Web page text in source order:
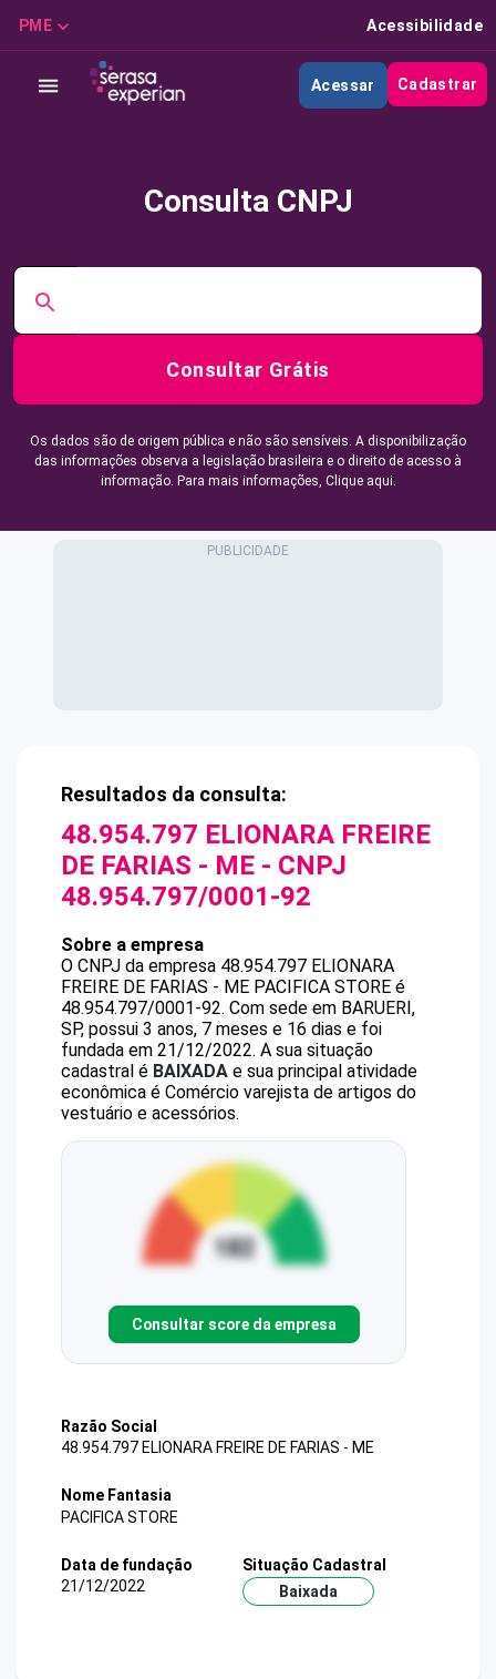
PME Acessibilidade
Acessar Cadastrar
Consulta CNPJ
Consultar Grátis
Os dados são de origem pública e não são sensíveis. A disponibilização
das informações observa a legislação brasileira e o direito de acesso à
informação. Para mais informações, Clique aqui.
Resultados da consulta:
48.954.797 ELIONARA FREIRE
DE FARIAS - ME - CNPJ
48.954.797/0001-92
Sobre a empresa
O CNPJ da empresa 48.954.797 ELIONARA
FREIRE DE FARIAS - ME PACIFICA STORE é
48.954.797/0001-92. Com sede em BARUERI,
SP, possui 3 anos, 7 meses e 16 dias e foi
fundada em 21/12/2022. A sua situação
cadastral é BAIXADA e sua principal atividade
econômica é Comércio varejista de artigos do
vestuário e acessórios.
Consultar score da empresa
Razão Social
48.954.797 ELIONARA FREIRE DE FARIAS - ME
Nome Fantasia
PACIFICA STORE
Data de fundação
21/12/2022
Situação Cadastral
Baixada